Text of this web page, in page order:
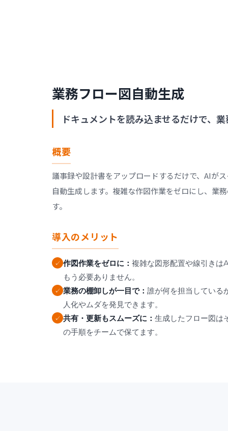
業務フロー図自動生成
ドキュメントを読み込ませるだけで、
概要
議事録や設計書をアップロードするだけで、AIが
自動生成します。複雑な作図作業をゼロにし、業
す。
導入のメリット
✓ 作図作業をゼロに： 複雑な図形配置や線引きは
もう必要ありません。
✓ 業務の棚卸しが一目で： 誰が何を担当している
人化やムダを発見できます。
✓ 共有・更新もスムーズに： 生成したフロー図は
の手順をチームで保てます。